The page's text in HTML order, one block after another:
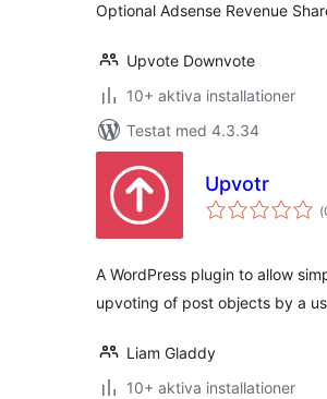
Optional Adsense Revenue
Upvote Downvote
10+ aktiva installationer
Testat med 4.3.34
Upvotr
(
A WordPress plugin to allow
upvoting of post objects by a
Liam Gladdy
10+ aktiva installationer